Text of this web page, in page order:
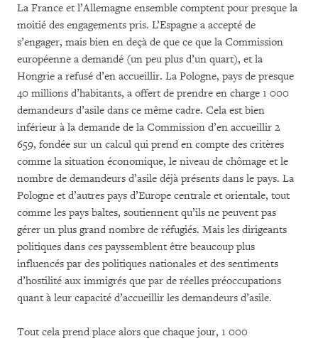
La France et l’Allemagne ensemble comptent pour presque la
moitié des engagements pris. L’Espagne a accepté de
s’engager, mais bien en deçà de que ce que la Commission
européenne a demandé (un peu plus d’un quart), et la
Hongrie a refusé d’en accueillir. La Pologne, pays de presque
40 millions d’habitants, a offert de prendre en charge 1 000
demandeurs d’asile dans ce même cadre. Cela est bien
inférieur à la demande de la Commission d’en accueillir 2
659, fondée sur un calcul qui prend en compte des critères
comme la situation économique, le niveau de chômage et le
nombre de demandeurs d’asile déjà présents dans le pays. La
Pologne et d’autres pays d’Europe centrale et orientale, tout
comme les pays baltes, soutiennent qu’ils ne peuvent pas
gérer un plus grand nombre de réfugiés. Mais les dirigeants
politiques dans ces payssemblent être beaucoup plus
influencés par des politiques nationales et des sentiments
d’hostilité aux immigrés que par de réelles préoccupations
quant à leur capacité d’accueillir les demandeurs d’asile.
Tout cela prend place alors que chaque jour, 1 000